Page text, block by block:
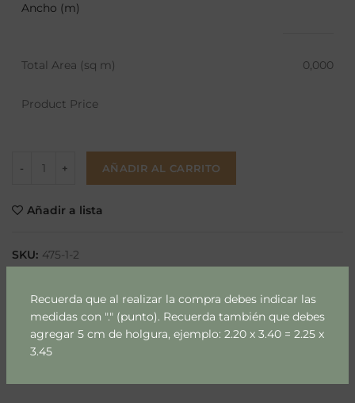
Recuerda que al realizar la compra debes indicar las
medidas con "." (punto). Recuerda también que debes
agregar 5 cm de holgura, ejemplo: 2.20 x 3.40 = 2.25 x
3.45
Ancho (m)
Total Area (sq m) 0,000
Product Price
AÑADIR AL CARRITO
Añadir a lista
SKU: 475-1-2
Compartir